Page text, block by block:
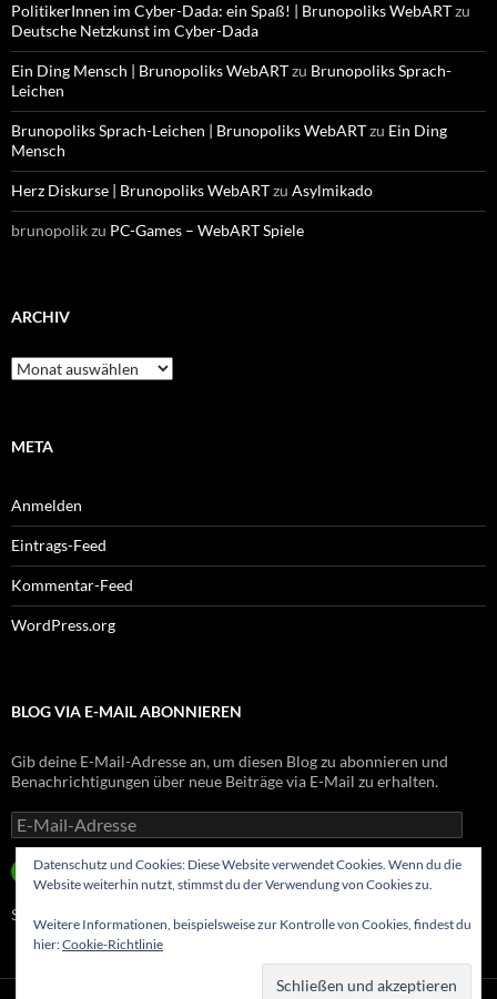
PolitikerInnen im Cyber-Dada: ein Spaß! | Brunopoliks WebARTzu
Deutsche Netzkunst im Cyber-Dada
Ein Ding Mensch | Brunopoliks WebARTzu Brunopoliks Sprach-
Leichen
Brunopoliks Sprach-Leichen | Brunopoliks WebARTzu Ein Ding
Mensch
Herz Diskurse | Brunopoliks WebARTzu Asylmikado
brunopolikzu PC-Games – WebART Spiele
ARCHIV
Archiv
META
Anmelden
Eintrags-Feed
Kommentar-Feed
WordPress.org
BLOG VIA E-MAIL ABONNIEREN
Gib deine E-Mail-Adresse an, um diesen Blog zu abonnieren und
Benachrichtigungen über neue Beiträge via E-Mail zu erhalten.
E-
Mail-
Adresse
ABONNIEREN
Schließe dich 8 anderen Abonnenten an
Datenschutz und Cookies: Diese Website verwendet Cookies. Wenn du die
Website weiterhin nutzt, stimmst du der Verwendung von Cookies zu.
Weitere Informationen, beispielsweise zur Kontrolle von Cookies, findest du
hier:Cookie-Richtlinie